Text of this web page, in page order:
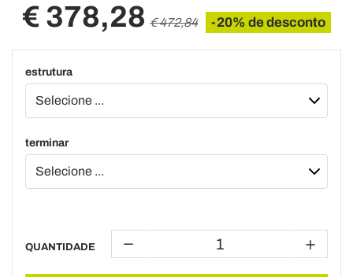
€ 378,28 € 472,84 -20% de desconto
estrutura
terminar
QUANTIDADE